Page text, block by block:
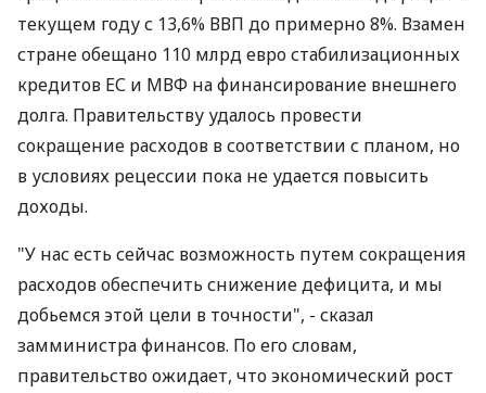
текущем году с 13,6% ВВП до примерно 8%. Взамен
стране обещано 110 млрд евро стабилизационных
кредитов ЕС и МВФ на финансирование внешнего
долга. Правительству удалось провести
сокращение расходов в соответствии с планом, но
в условиях рецессии пока не удается повысить
доходы.
"У нас есть сейчас возможность путем сокращения
расходов обеспечить снижение дефицита, и мы
добьемся этой цели в точности", - сказал
замминистра финансов. По его словам,
правительство ожидает, что экономический рост